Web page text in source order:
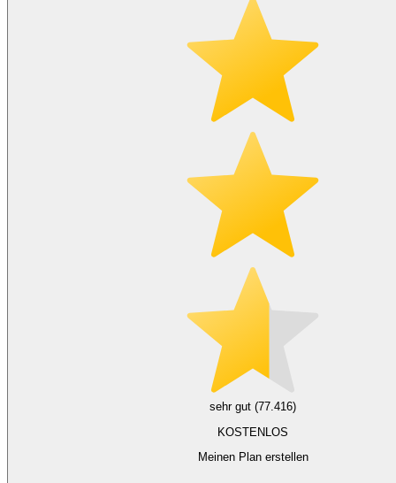
sehr gut (77.416)
KOSTENLOS
Meinen Plan erstellen